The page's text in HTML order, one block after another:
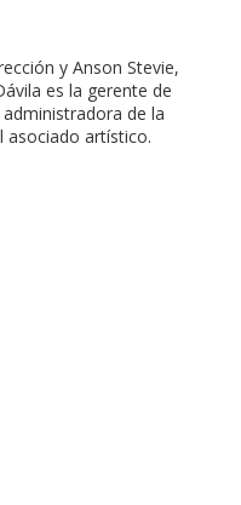
y Anson Stevie,
es la gerente de
de la
asociado artístico.